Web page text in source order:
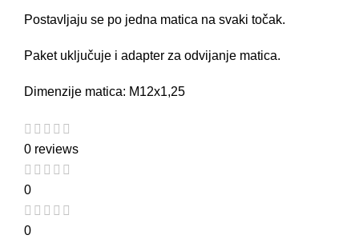
Postavljaju se po jedna matica na svaki točak.
Paket uključuje i adapter za odvijanje matica.
Dimenzije matica: M12x1,25
0 reviews
0
0